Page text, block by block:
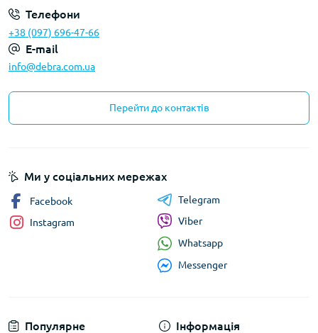
Телефони
+38 (097) 696-47-66
E-mail
info@debra.com.ua
Перейти до контактів
Популярне Інформація
Ми у соціальних мережах
Facebook
Instagram
Telegram
Viber
Whatsapp
Messenger